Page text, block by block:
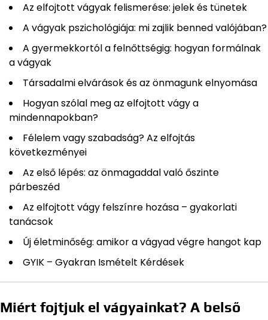
Az elfojtott vágyak felismerése: jelek és tünetek
A vágyak pszichológiája: mi zajlik benned valójában?
A gyermekkortól a felnőttségig: hogyan formálnak
a vágyak
Társadalmi elvárások és az önmagunk elnyomása
Hogyan szólal meg az elfojtott vágy a
mindennapokban?
Félelem vagy szabadság? Az elfojtás
következményei
Az első lépés: az önmagaddal való őszinte
párbeszéd
Az elfojtott vágy felszínre hozása – gyakorlati
tanácsok
Új életminőség: amikor a vágyad végre hangot kap
GYIK – Gyakran Ismételt Kérdések
Miért fojtjuk el vágyainkat? A belső